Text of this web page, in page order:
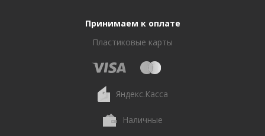
Принимаем к оплате
Пластиковые карты
Яндекс.Касса
Наличные